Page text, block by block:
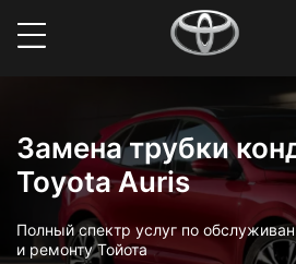
Замена трубки
Toyota Auris
Полный спектр услуг по
и ремонту Тойота